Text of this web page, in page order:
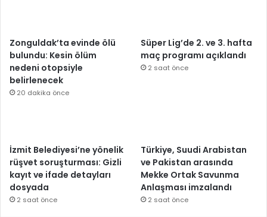
Zonguldak’ta evinde ölü
bulundu: Kesin ölüm
nedeni otopsiyle
belirlenecek
20 dakika önce
Süper Lig’de 2. ve 3. hafta
maç programı açıklandı
2 saat önce
İzmit Belediyesi’ne yönelik
rüşvet soruşturması: Gizli
kayıt ve ifade detayları
dosyada
2 saat önce
Türkiye, Suudi Arabistan
ve Pakistan arasında
Mekke Ortak Savunma
Anlaşması imzalandı
2 saat önce